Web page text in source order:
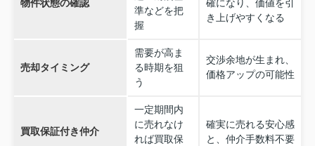
物件状態の確認
準などを把
握
確になり、価値を引
き上げやすくなる
売却タイミング
需要が高ま
る時期を狙
う
交渉余地が生まれ、
価格アップの可能性
買取保証付き仲介
一定期間内
に売れなけ
れば買取保
確実に売れる安心感
と、仲介手数料不要